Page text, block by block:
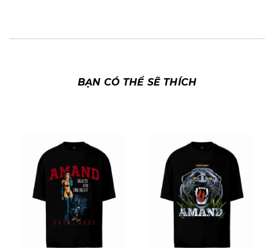
BẠN CÓ THỂ SẼ THÍCH